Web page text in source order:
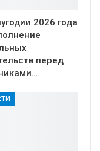
2026 года
перед